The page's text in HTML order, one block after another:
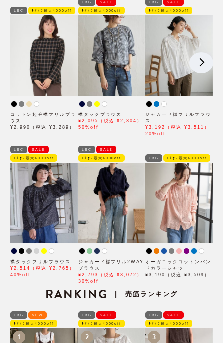
LBC ﾓｱｵﾌ最大4000off
コットン起毛襟フリルブラ
ウス
¥2,990（税込 ¥3,289）
LBC SALE
ﾓｱｵﾌ最大4000off
襟タックブラウス
¥2,095（税込 ¥2,304）
50%off
LBC SALE
ﾓｱｵﾌ最大4000off
ジャカード襟フリルブラウ
ス
¥3,192（税込 ¥3,511）
20%off
LBC SALE
ﾓｱｵﾌ最大4000off
襟タックフリルブラウス
¥2,514（税込 ¥2,765）
40%off
LBC SALE
ﾓｱｵﾌ最大4000off
ジャカード襟フリル2WAY
ブラウス
¥2,793（税込 ¥3,072）
30%off
LBC ﾓｱｵﾌ最大4000off
オーガニックコットンバン
ドカラーシャツ
¥3,190（税込 ¥3,509）
RANKING | 売筋ランキング
LBC NEW
ﾓｱｵﾌ最大4000off
1
LBC SALE
ﾓｱｵﾌ最大4000off
2
LBC SALE
ﾓｱｵﾌ最大4000off
3